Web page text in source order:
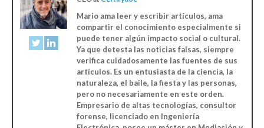
Mario ama leer y escribir artículos, ama
compartir el conocimiento especialmente si
puede tener algún impacto social o cultural.
Ya que detesta las noticias falsas, siempre
verifica cuidadosamente las fuentes de sus
artículos. Es un entusiasta de la ciencia, la
naturaleza, el baile, la fiesta y las personas,
pero no necesariamente en este orden.
Empresario de altas tecnologías, consultor
forense, licenciado en Ingeniería